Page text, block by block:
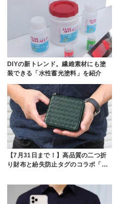
DIYの新トレンド。繊維素材にも塗
装できる「水性蓄光塗料」を紹介
【7月31日まで！】高品質の二つ折
り財布と紛失防止タグのコラボ「…